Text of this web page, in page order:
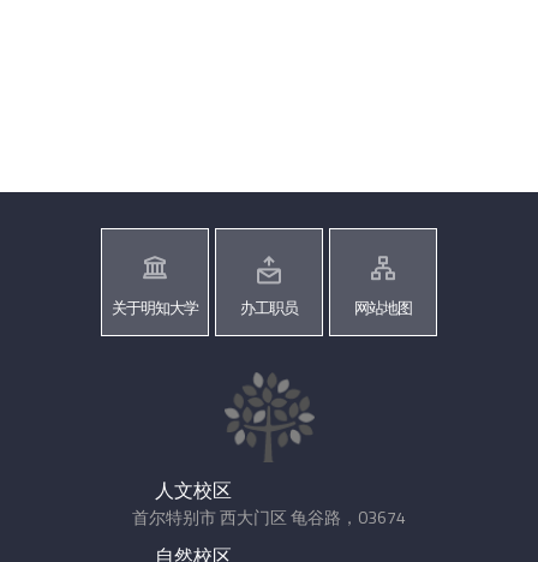
关于明知大学 办工职员 网站地图
人文校区
首尔特别市 西大门区 龟谷路，03674
自然校区